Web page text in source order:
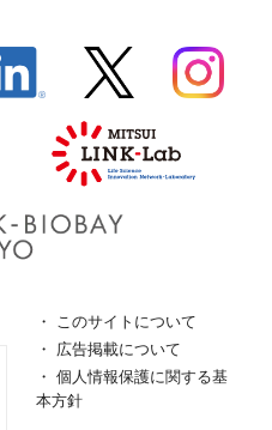
このサイトについて
広告掲載について
個人情報保護に関する基
本方針